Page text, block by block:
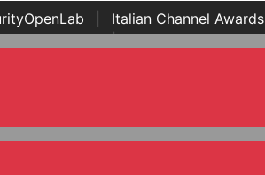
Italian Channel Awards
Awards | ...